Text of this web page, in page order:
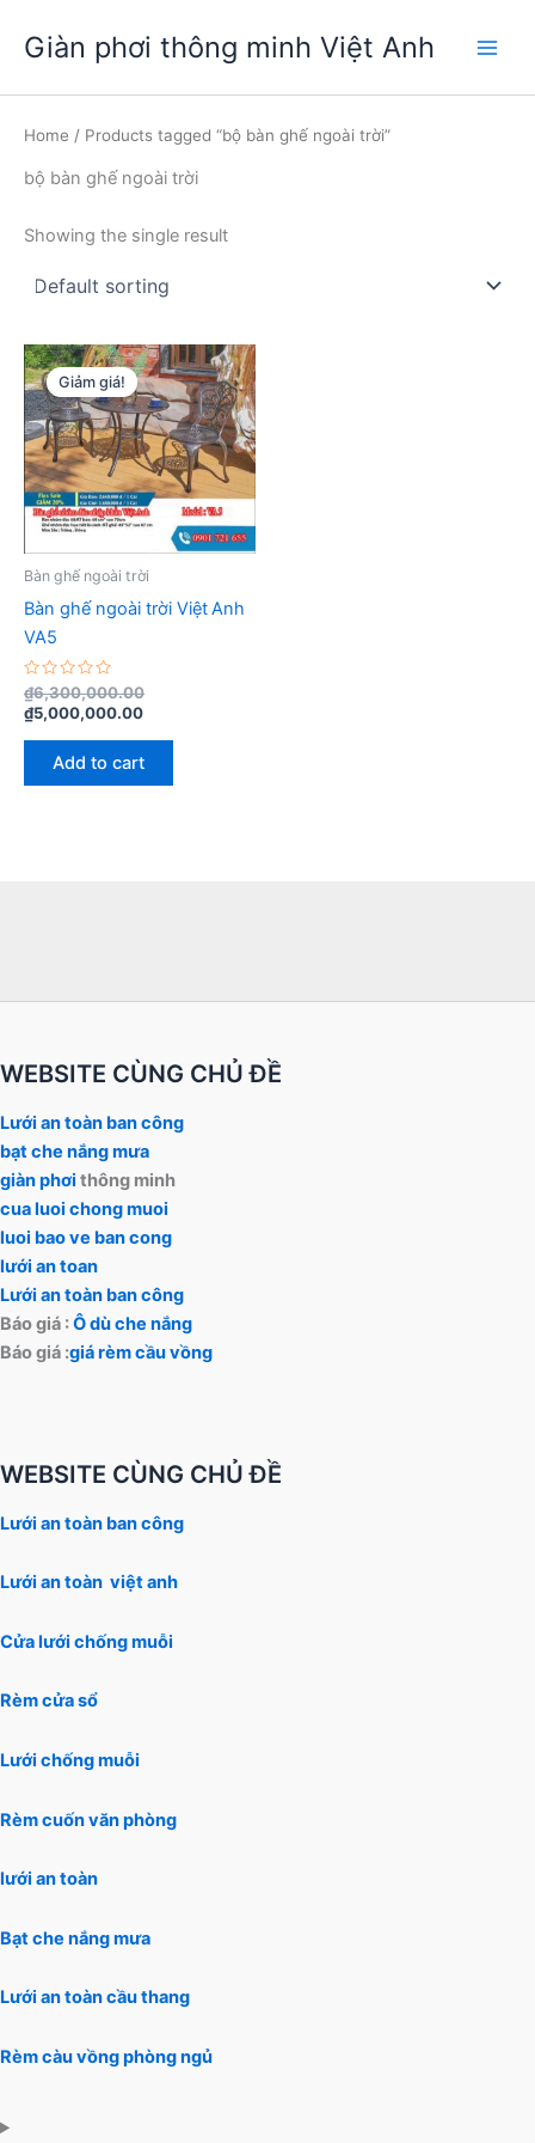
dung
Giàn phơi thông minh Việt Anh
Home / Products tagged “bộ bàn ghế ngoài trời”
bộ bàn ghế ngoài trời
Showing the single result
Giảm giá!
Bàn ghế ngoài trời
Bàn ghế ngoài trời Việt Anh
VA5
Rated
0
out
₫6,300,000.00
₫5,000,000.00
Add to cart
WEBSITE CÙNG CHỦ ĐỀ
Lưới an toàn ban công
bạt che nắng mưa
giàn phơi thông minh
cua luoi chong muoi
luoi bao ve ban cong
lưới an toan
Lưới an toàn ban công
Báo giá :Ô dù che nắng
Báo giá :giá rèm cầu vồng
WEBSITE CÙNG CHỦ ĐỀ
Lưới an toàn ban công
Lưới an toàn việt anh
Cửa lưới chống muỗi
Rèm cửa sổ
Lưới chống muỗi
Rèm cuốn văn phòng
lưới an toàn
Bạt che nắng mưa
Lưới an toàn cầu thang
Rèm càu vồng phòng ngủ